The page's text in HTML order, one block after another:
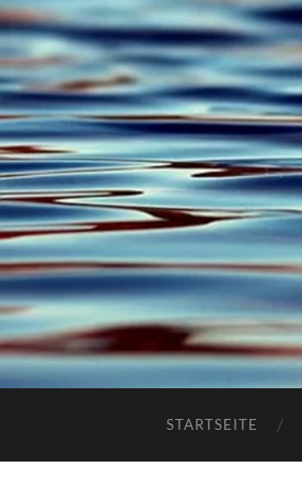
STARTSEITE